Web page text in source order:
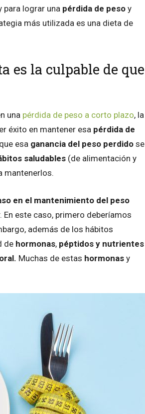
para lograr una pérdida de peso y
más utilizada es una dieta de
es la culpable de que
una pérdida de peso a corto plazo, la
éxito en mantener esa pérdida de
esa ganancia del peso perdido se
saludables (de alimentación y
mantenerlos.
en el mantenimiento del peso
En este caso, primero deberíamos
además de los hábitos
de hormonas, péptidos y nutrientes
Muchas de estas hormonas y